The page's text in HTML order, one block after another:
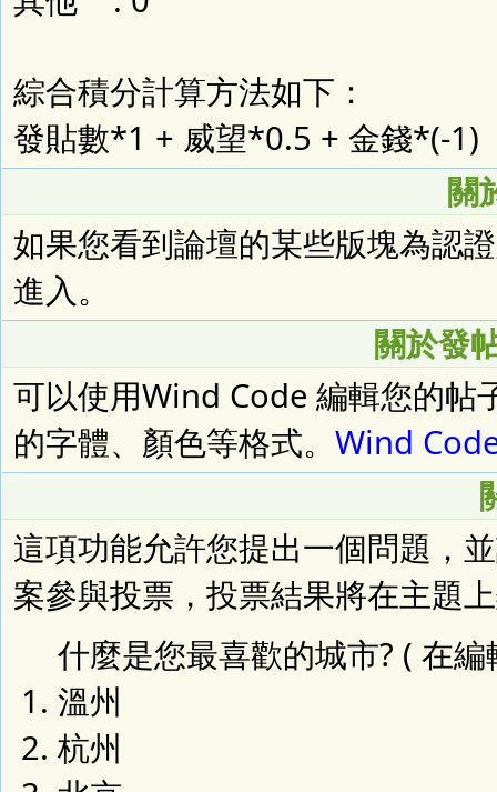
綜合積分計算方法如下：
發貼數*1 + 威望*0.5 + 金錢*(-1)
關
如果您看到論壇的某些版塊為認
進入。
關於發
可以使用Wind Code 編輯您的帖
的字體、顏色等格式。 Wind
這項功能允許您提出一個問題，
案參與投票，投票結果將在主題
什麼是您最喜歡的城市? ( 在
溫州
杭州